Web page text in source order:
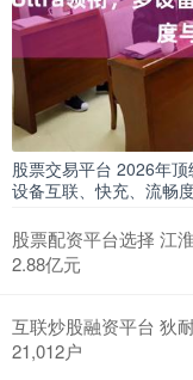
股票交易平台 2026年
设备互联、快充、流畅
股票配资平台选择 江
2.88亿元
互联炒股融资平台 狄
21,012户